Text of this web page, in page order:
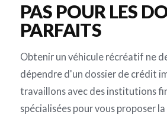
PAS POUR LES
PARFAITS
Obtenir un véhicule récréatif ne
dépendre d'un dossier de crédit
travaillons avec des institutions
spécialisées pour vous proposer